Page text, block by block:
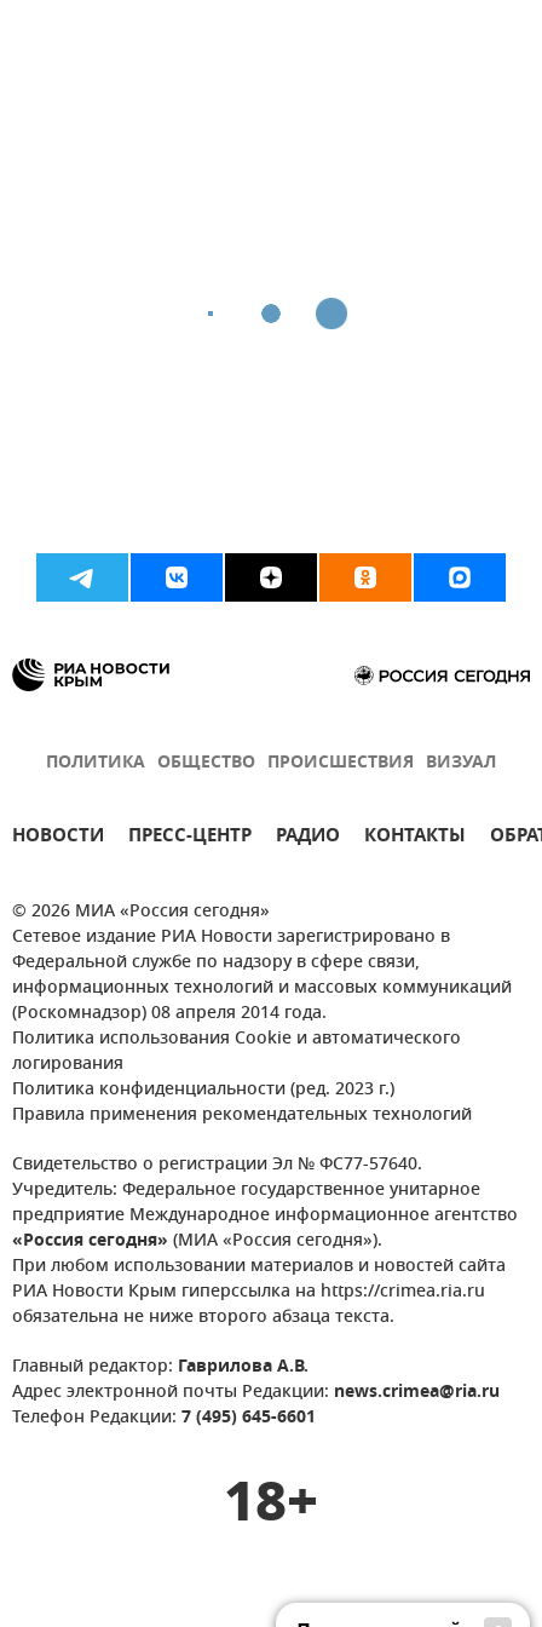
ПОЛИТИКА ОБЩЕСТВО ПРОИСШЕСТВИЯ ВИЗУАЛ
НОВОСТИ ПРЕСС-ЦЕНТР РАДИО КОНТАКТЫ
© 2026 МИА «Россия сегодня»
Сетевое издание РИА Новости зарегистрировано в
Федеральной службе по надзору в сфере связи,
информационных технологий и массовых коммуникаций
(Роскомнадзор) 08 апреля 2014 года.
Политика использования Cookie и автоматического
логирования
Политика конфиденциальности (ред. 2023 г.)
Правила применения рекомендательных технологий
Свидетельство о регистрации Эл № ФС77-57640.
Учредитель: Федеральное государственное унитарное
предприятие Международное информационное агентство
«Россия сегодня» (МИА «Россия сегодня»).
При любом использовании материалов и новостей сайта
РИА Новости Крым гиперссылка на https://crimea.ria.ru
обязательна не ниже второго абзаца текста.
Главный редактор: Гаврилова А.В.
Адрес электронной почты Редакции: news.crimea@ria.ru
Телефон Редакции: 7 (495) 645-6601
18+